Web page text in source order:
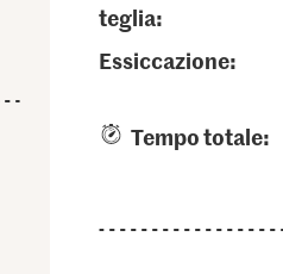
teglia:
essiccazione:
Tempo totale: